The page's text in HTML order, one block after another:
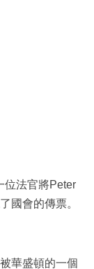
位法官將Peter
國會的傳票。
華盛頓的一個